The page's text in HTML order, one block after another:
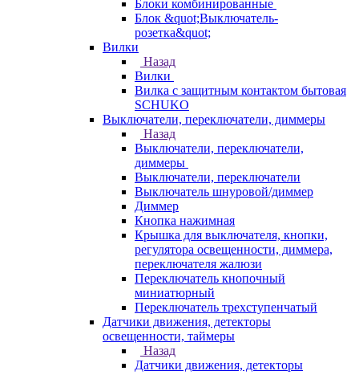
Блоки комбинированные
Блок &quot;Выключатель-
розетка&quot;
Вилки
Назад
Вилки
Вилка с защитным контактом бытовая
SCHUKO
Выключатели, переключатели, диммеры
Назад
Выключатели, переключатели,
диммеры
Выключатели, переключатели
Выключатель шнуровой/диммер
Диммер
Кнопка нажимная
Крышка для выключателя, кнопки,
регулятора освещенности, диммера,
переключателя жалюзи
Переключатель кнопочный
миниатюрный
Переключатель трехступенчатый
Датчики движения, детекторы
освещенности, таймеры
Назад
Датчики движения, детекторы